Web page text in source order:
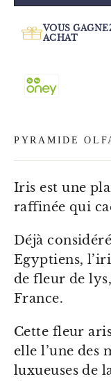
VOUS
ACHAT
PYRAMIDE
Iris est une
raffinée qui
Déjà
Egyptiens,
de fleur de
France.
Cette fleur
elle l’une des
luxueuses de